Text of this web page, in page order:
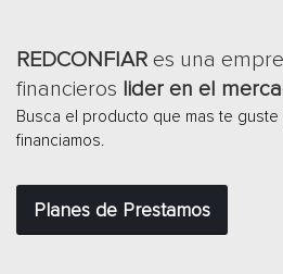
REDCONFIAR es una
financieros lider en el
Busca el producto que mas te
financiamos.
Planes de Prestamos